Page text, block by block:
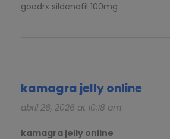
goodrx sildenafil 100mg
kamagra jelly online
abril 26, 2026 at 10:18 am
kamagra jelly online